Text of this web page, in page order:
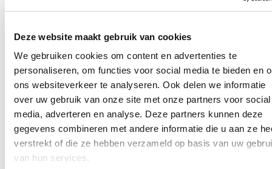
Deze website maakt gebruik van cookies
We gebruiken cookies om content en advertenties te
personaliseren, om functies voor social media te bieden en
ons websiteverkeer te analyseren. Ook delen we informatie
over uw gebruik van onze site met onze partners voor social
media, adverteren en analyse. Deze partners kunnen deze
gegevens combineren met andere informatie die u aan ze
verstrekt of die ze hebben verzameld op basis van uw
van hun services.
Home
Oppervlakte hondenloopzone Koude Keuken verdubbeld
Oppervlakte hondenloopzone Koude Keuken verdubbeld
Oppervlakte hondenloopzone
Koude Keuken verdubbeld